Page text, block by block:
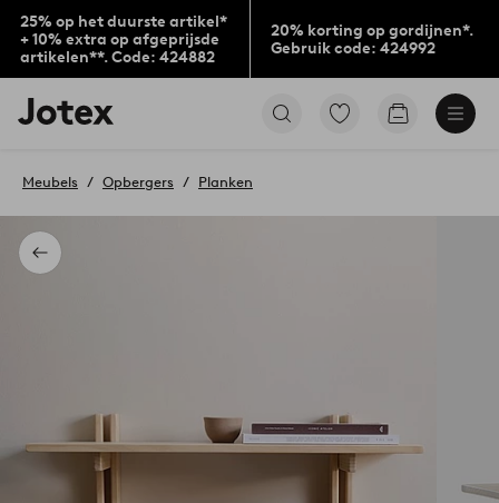
25% op het duurste artikel*
+ 10% extra op afgeprijsde
artikelen**. Code: 424882
20% korting op gordijnen*.
Gebruik code: 424992
Jotex
logo
to
home
page
Ga
Go
Terug
Meubels Opbergers Planken